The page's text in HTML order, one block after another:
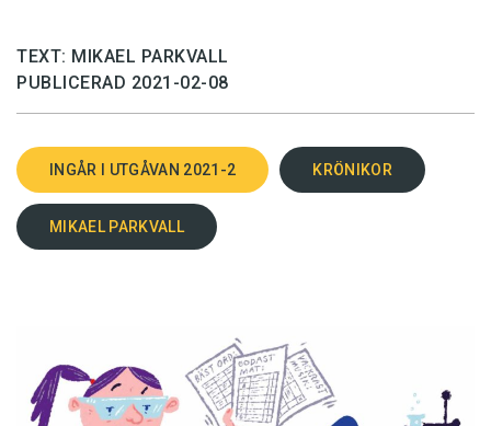
TEXT: MIKAEL PARKVALL
PUBLICERAD 2021-02-08
INGÅR I UTGÅVAN 2021-2 KRÖNIKOR
MIKAEL PARKVALL